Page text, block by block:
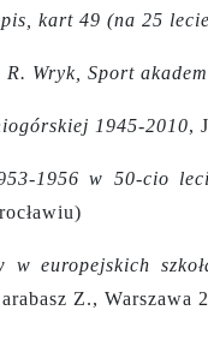
kart 49 (na 25
Wryk, Sport
1945-2010,
1956 w 50-cio
w europejskich
Z., Warszawa